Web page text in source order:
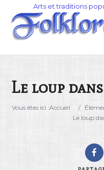
Catégorie
Le loup
Vous êtes ici :Accueil /
Le loup